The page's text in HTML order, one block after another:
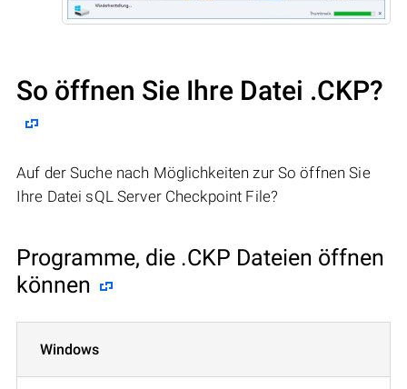
So öffnen Sie Ihre Datei .CKP?
Auf der Suche nach Möglichkeiten zur So öffnen Sie
Ihre Datei sQL Server Checkpoint File?
Programme, die .CKP Dateien öffnen
können
Windows